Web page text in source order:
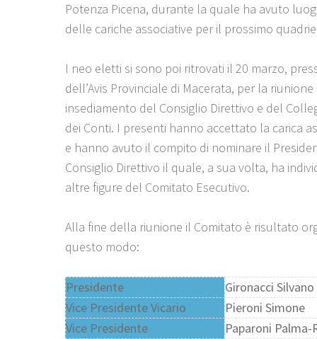
Potenza Picena, durante la quale ha avuto
delle cariche associative per il prossimo
I neo eletti si sono poi ritrovati il 20 marzo,
dell’Avis Provinciale di Macerata, per la riunione
insediamento del Consiglio Direttivo e del
dei Conti. I presenti hanno accettato la carica
e hanno avuto il compito di nominare il
Consiglio Direttivo il quale, a sua volta, ha
altre figure del Comitato Esecutivo.
Alla fine della riunione il Comitato è risultato
questo modo:
Presidente
Gironacci Silvano
Vice Presidente Vicario
Pieroni Simone
Vice Presidente
Paparoni Palma-